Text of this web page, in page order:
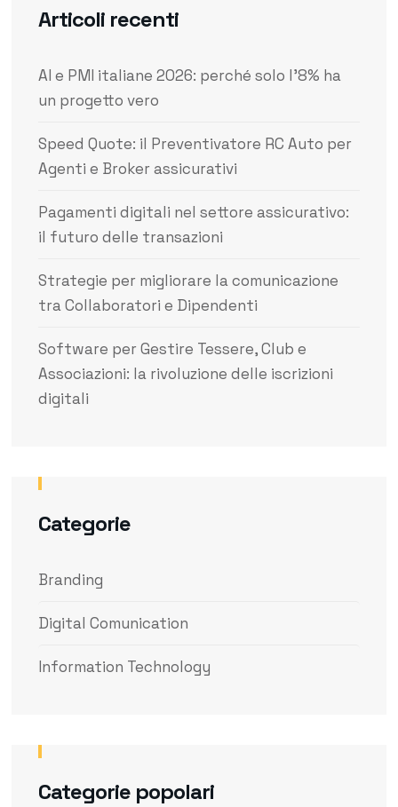
Articoli recenti
AI e PMI italiane 2026: perché solo l’8% ha
un progetto vero
Speed Quote: il Preventivatore RC Auto per
Agenti e Broker assicurativi
Pagamenti digitali nel settore assicurativo:
il futuro delle transazioni
Strategie per migliorare la comunicazione
tra Collaboratori e Dipendenti
Software per Gestire Tessere, Club e
Associazioni: la rivoluzione delle iscrizioni
digitali
Categorie
Branding
Digital Comunication
Information Technology
Categorie popolari